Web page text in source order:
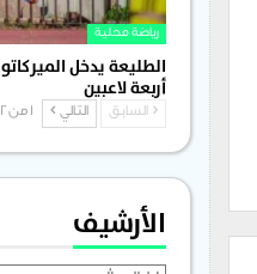
رياضة محلية
الطليعة يدخل
أربعة لاعبين
السابق التالي 1 من 1٬702
الأرشيف